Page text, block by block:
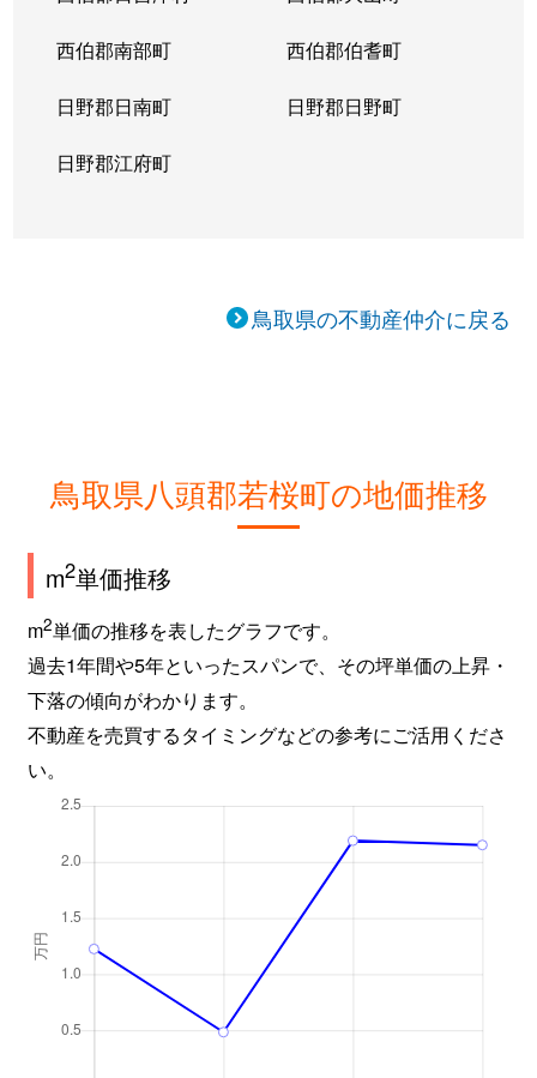
西伯郡南部町 西伯郡伯耆町
日野郡日南町 日野郡日野町
日野郡江府町
鳥取県の不動産仲介に戻る
鳥取県八頭郡若桜町の地価推移
m2単価推移
m2単価の推移を表したグラフです。
過去1年間や5年といったスパンで、その坪単価の上昇・
下落の傾向がわかります。
不動産を売買するタイミングなどの参考にご活用くださ
い。